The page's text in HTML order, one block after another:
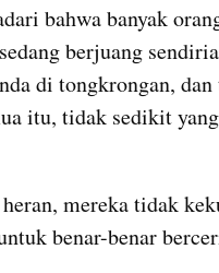
bahwa banyak
berjuang
di tongkrongan,
itu, tidak sedikit
mereka tidak
benar-benar